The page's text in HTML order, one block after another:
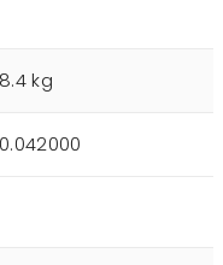
8.4 kg
0.042000